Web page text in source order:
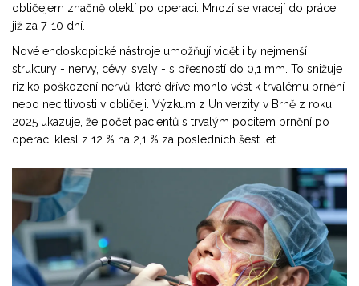
obličejem značně oteklí po operaci. Mnozí se vracejí do práce
již za 7-10 dní.
Nové endoskopické nástroje umožňují vidět i ty nejmenší
struktury - nervy, cévy, svaly - s přesností do 0,1 mm. To snižuje
riziko poškození nervů, které dříve mohlo vést k trvalému brnění
nebo necitlivosti v obličeji. Výzkum z Univerzity v Brně z roku
2025 ukazuje, že počet pacientů s trvalým pocitem brnění po
operaci klesl z 12 % na 2,1 % za posledních šest let.